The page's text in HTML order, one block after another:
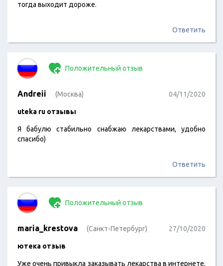
тогда выходит дороже.
Ответить
Положительный отзыв
Andreii (Москва) 04/11/2020
uteka ru отзывы
Я бабулю стабильно снабжаю лекарствами, удобно
спасибо)
Ответить
Положительный отзыв
maria_krestova (Санкт-Петербург) 27/10/2020
ютека отзыв
Уже очень привыкла заказывать лекарства в интернете.